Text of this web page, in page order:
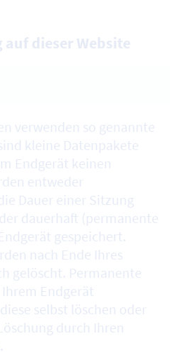
dieser Website
verwenden so genannte
kleine Datenpakete
Endgerät keinen
entweder
Dauer einer Sitzung
dauerhaft (permanente
gespeichert.
nach Ende Ihres
gelöscht. Permanente
Endgerät
selbst löschen oder
durch Ihren